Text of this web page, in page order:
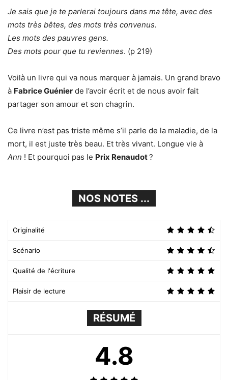
Je sais que je te parlerai toujours dans ma tête, avec des
mots très bêtes, des mots très convenus.
Les mots des pauvres gens.
Des mots pour que tu reviennes. (p 219)
Voilà un livre qui va nous marquer à jamais. Un grand bravo
à Fabrice Guénier de l’avoir écrit et de nous avoir fait
partager son amour et son chagrin.
Ce livre n’est pas triste même s’il parle de la maladie, de la
mort, il est juste très beau. Et très vivant. Longue vie à
Ann ! Et pourquoi pas le Prix Renaudot?
NOS NOTES ...
Originalité
Scénario
Qualité de l'écriture
Plaisir de lecture
RÉSUMÉ
4.8